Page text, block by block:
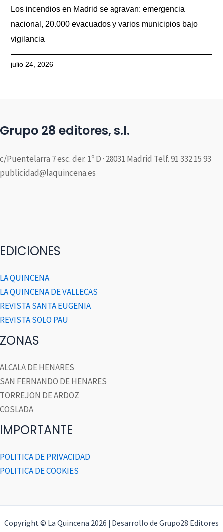
Los incendios en Madrid se agravan: emergencia
nacional, 20.000 evacuados y varios municipios bajo
vigilancia
julio 24, 2026
Grupo 28 editores, s.l.
c/Puentelarra 7 esc. der. 1º D · 28031 Madrid Telf. 91 332 15 93
publicidad@laquincena.es
EDICIONES
LA QUINCENA
LA QUINCENA DE VALLECAS
REVISTA SANTA EUGENIA
REVISTA SOLO PAU
ZONAS
ALCALA DE HENARES
SAN FERNANDO DE HENARES
TORREJON DE ARDOZ
COSLADA
IMPORTANTE
POLITICA DE PRIVACIDAD
POLITICA DE COOKIES
Copyright © La Quincena 2026 | Desarrollo de Grupo28 Editores